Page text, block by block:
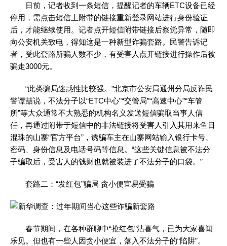
日前，记者收到一条短信，提醒记者的车辆ETC设备已经
停用，需点击短信上附带的链接重新登录网站进行身份验证
后，才能继续使用。记者点开短信附带链接后察觉异常，随即
向公安机关致电，得知这是一种新型诈骗套路。民警告诉记
者，受此套路所骗人数不少，有受害人点开链接进行操作后被
骗走3000元。
“此类骗局迷惑性比较强。”北京市公安局通州分局反诈民
警谭喆说，不法分子以“ETC中心”“交管局”“高速中心”“车管
所”等大众通常不大熟悉的机构名义发送短信骗取当事人信
任，再通过附带于短信中的非法链接将受害人引入其用来鱼目
混珠的山寨“官方平台”，诱骗车主在山寨网站输入银行卡号、
密码、身份信息及电话号码等信息。“这些关键信息被不法分
子骗取后，受害人的钱财也就被装进了不法分子的口袋。”
套路二：“发红包”骗局 贪小便宜易受骗
春节期间，在各种群聊中“抢红包”沾喜气，已为大家喜闻
乐见。但也有一些人因贪小便宜，落入不法分子的“陷阱”。